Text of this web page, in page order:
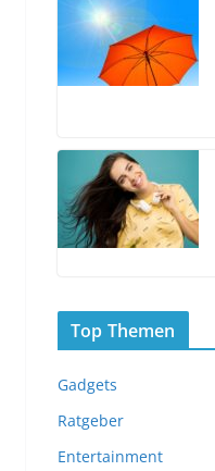
Top Themen
Gadgets
Ratgeber
Entertainment